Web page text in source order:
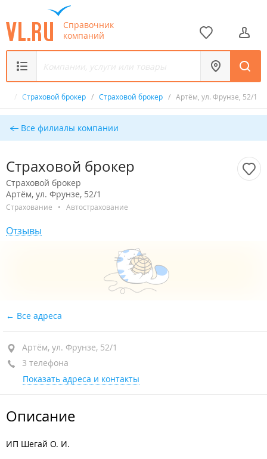
Справочник
компаний
/ Страховой брокер / Страховой брокер / Артём, ул. Фрунзе, 52/1
Все филиалы компании
Страховой брокер
Страховой брокер
Артём, ул. Фрунзе, 52/1
Страхование • Автострахование
Отзывы
Все адреса
Артём, ул. Фрунзе, 52/1
3 телефона
Показать адреса и контакты
Описание
ИП Шегай О. И.